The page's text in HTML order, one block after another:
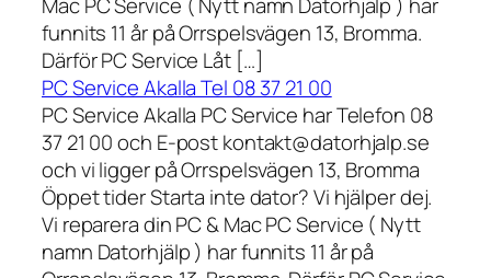
Mac PC Service ( Nytt namn Datorhjälp ) har
funnits 11 år på Orrspelsvägen 13, Bromma.
Därför PC Service Låt […]
PC Service Akalla Tel 08 37 21 00
PC Service Akalla PC Service har Telefon 08
37 21 00 och E-post kontakt@datorhjalp.se
och vi ligger på Orrspelsvägen 13, Bromma
Öppet tider Starta inte dator? Vi hjälper dej.
Vi reparera din PC & Mac PC Service ( Nytt
namn Datorhjälp ) har funnits 11 år på